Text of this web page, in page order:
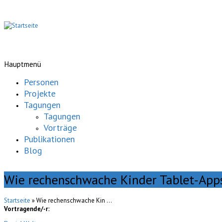
Hauptmenü
Personen
Projekte
Tagungen
Tagungen
Vorträge
Publikationen
Blog
Wie rechenschwache Kinder Tablet-
Startseite » Wie rechenschwache Kin ...
Vortragende/-r: